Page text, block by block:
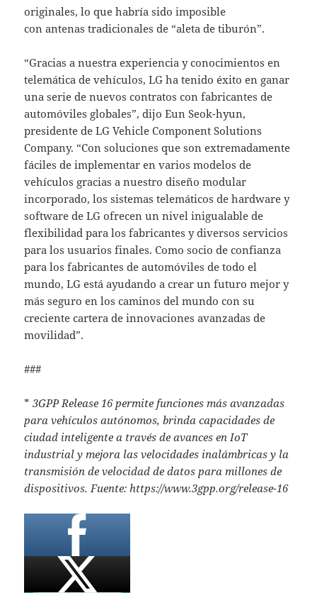
originales, lo que habría sido imposible
con antenas tradicionales de “aleta de tiburón”.
“Gracias a nuestra experiencia y conocimientos en
telemática de vehículos, LG ha tenido éxito en ganar
una serie de nuevos contratos con fabricantes de
automóviles globales”, dijo Eun Seok-hyun,
presidente de LG Vehicle Component Solutions
Company. “Con soluciones que son extremadamente
fáciles de implementar en varios modelos de
vehículos gracias a nuestro diseño modular
incorporado, los sistemas telemáticos de hardware y
software de LG ofrecen un nivel inigualable de
flexibilidad para los fabricantes y diversos servicios
para los usuarios finales. Como socio de confianza
para los fabricantes de automóviles de todo el
mundo, LG está ayudando a crear un futuro mejor y
más seguro en los caminos del mundo con su
creciente cartera de innovaciones avanzadas de
movilidad”.
###
* 3GPP Release 16 permite funciones más avanzadas
para vehículos autónomos, brinda capacidades de
ciudad inteligente a través de avances en IoT
industrial y mejora las velocidades inalámbricas y la
transmisión de velocidad de datos para millones de
dispositivos. Fuente: https://www.3gpp.org/release-16